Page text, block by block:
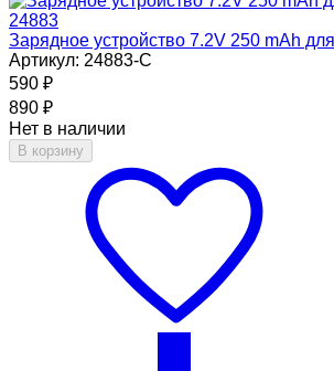
Зарядное устройство 7.2V 250 mAh
Артикул: 24883-C
590 ₽
890 ₽
Нет в наличии
В корзину